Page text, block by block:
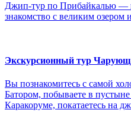
Джип-тур по Прибайкалью —
знакомство с великим озером
Экскурсионный тур
Вы познакомитесь с самой
Батором, побываете в
Каракоруме, покатаетесь на